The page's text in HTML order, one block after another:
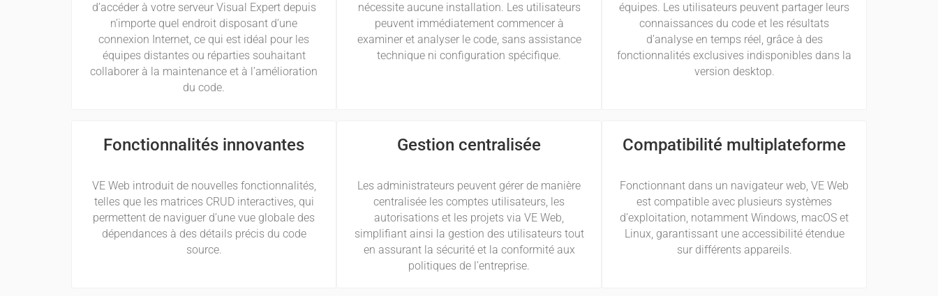
d’accéder à votre serveur Visual Expert depuis
n’importe quel endroit disposant d’une
connexion Internet, ce qui est idéal pour les
équipes distantes ou réparties souhaitant
collaborer à la maintenance et à l’amélioration
du code.
nécessite aucune installation. Les utilisateurs
peuvent immédiatement commencer à
examiner et analyser le code, sans assistance
technique ni configuration spécifique.
équipes. Les utilisateurs peuvent partager leurs
connaissances du code et les résultats
d’analyse en temps réel, grâce à des
fonctionnalités exclusives indisponibles dans la
version desktop.
Fonctionnalités innovantes
VE Web introduit de nouvelles fonctionnalités,
telles que les matrices CRUD interactives, qui
permettent de naviguer d’une vue globale des
dépendances à des détails précis du code
source.
Gestion centralisée
Les administrateurs peuvent gérer de manière
centralisée les comptes utilisateurs, les
autorisations et les projets via VE Web,
simplifiant ainsi la gestion des utilisateurs tout
en assurant la sécurité et la conformité aux
politiques de l’entreprise.
Compatibilité multiplateforme
Fonctionnant dans un navigateur web, VE Web
est compatible avec plusieurs systèmes
d’exploitation, notamment Windows, macOS et
Linux, garantissant une accessibilité étendue
sur différents appareils.